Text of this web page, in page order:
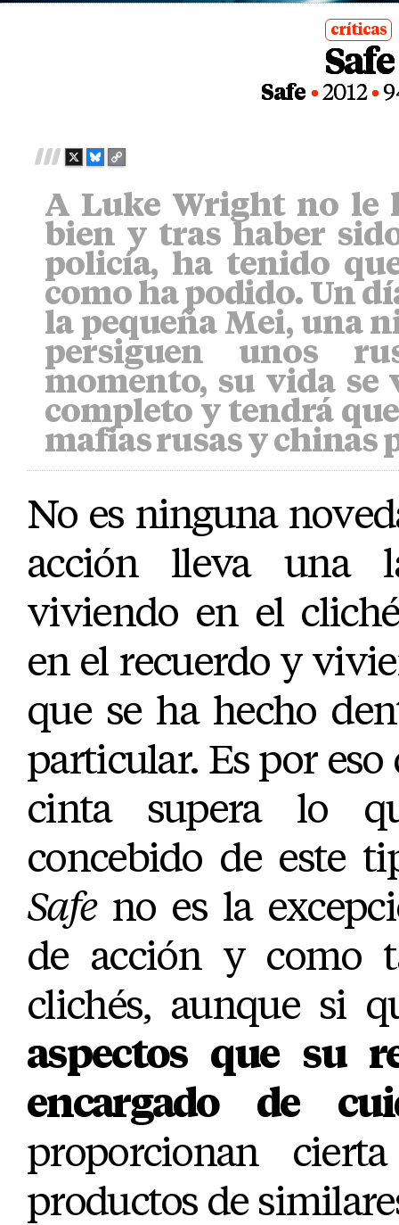
posted
in
críticas
Safe
Safe 2012
X
B
E
S
K
Y
C
P
Y
L
N
A Luke Wright no le
bien y tras haber
policía, ha tenido
como ha podido. Un
la pequeña Mei, una
persiguen unos
momento, su vida se
completo y tendrá
mafias rusas y chinas
No es ninguna
acción lleva una
viviendo en el
en el recuerdo y
que se ha hecho
particular. Es por eso
cinta supera lo
concebido de este
Safeno es la
de acción y como
clichés, aunque si
aspectos que su
encargado de
proporcionan
productos de